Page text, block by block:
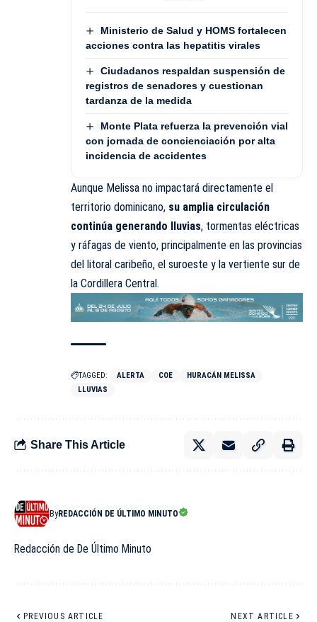
Ministerio de Salud y HOMS fortalecen
acciones contra las hepatitis virales
Ciudadanos respaldan suspensión de
registros de senadores y cuestionan
tardanza de la medida
Monte Plata refuerza la prevención vial
con jornada de concienciación por alta
incidencia de accidentes
Aunque Melissa no impactará directamente el
territorio dominicano, su amplia circulación
continúa generando lluvias, tormentas eléctricas
y ráfagas de viento, principalmente en las provincias
del litoral caribeño, el suroeste y la vertiente sur de
la Cordillera Central.
TAGGED: ALERTA COE
HURACÁN MELISSA
LLUVIAS
Share This Article
ByREDACCIÓN DE ÚLTIMO MINUTO
Redacción de De Último Minuto
PREVIOUS ARTICLE NEXT ARTICLE